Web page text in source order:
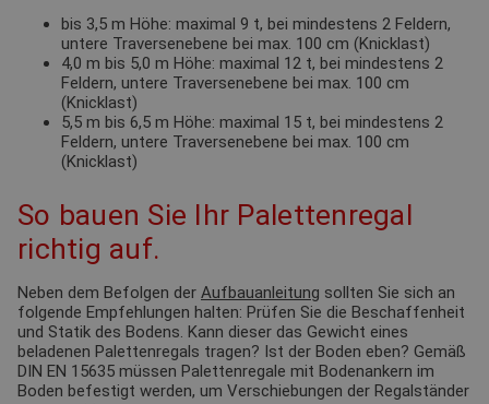
bis 3,5 m Höhe: maximal 9 t, bei mindestens 2 Feldern,
untere Traversenebene bei max. 100 cm (Knicklast)
4,0 m bis 5,0 m Höhe: maximal 12 t, bei mindestens 2
Feldern, untere Traversenebene bei max. 100 cm
(Knicklast)
5,5 m bis 6,5 m Höhe: maximal 15 t, bei mindestens 2
Feldern, untere Traversenebene bei max. 100 cm
(Knicklast)
So bauen Sie Ihr Palettenregal
richtig auf.
Neben dem Befolgen der Aufbauanleitung sollten Sie sich an
folgende Empfehlungen halten: Prüfen Sie die Beschaffenheit
und Statik des Bodens. Kann dieser das Gewicht eines
beladenen Palettenregals tragen? Ist der Boden eben? Gemäß
DIN EN 15635 müssen Palettenregale mit Bodenankern im
Boden befestigt werden, um Verschiebungen der Regalständer